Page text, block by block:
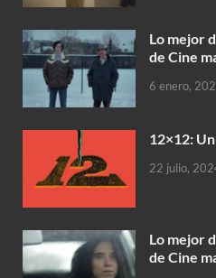
Lo mejor
de Cine
6 enero,
12×12:
22 julio,
Lo mejor
de Cine